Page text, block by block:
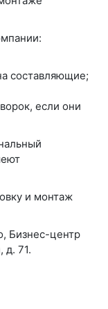
составляющие;
если они
и монтаж
Бизнес-центр
д. 71.